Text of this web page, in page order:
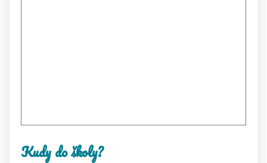
Kudy do školy?